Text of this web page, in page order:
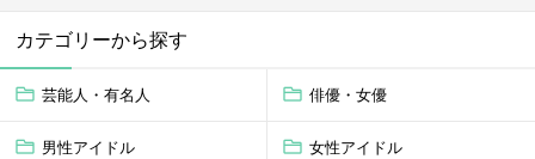
カテゴリーから探す
芸能人・有名人 俳優・女優
男性アイドル 女性アイドル